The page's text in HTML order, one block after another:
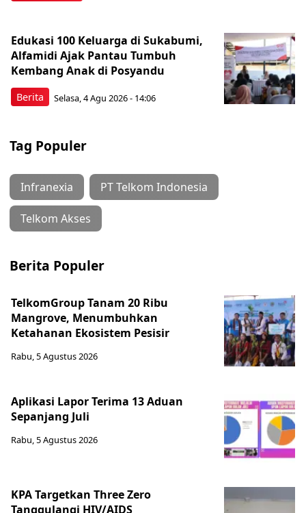
Berita
Edukasi 100 Keluarga di Sukabumi,
Alfamidi Ajak Pantau Tumbuh
Kembang Anak di Posyandu
Selasa, 4 Agu 2026 - 14:06
Tag Populer
Infranexia PT Telkom Indonesia
Telkom Akses
Berita Populer
TelkomGroup Tanam 20 Ribu
Mangrove, Menumbuhkan
Ketahanan Ekosistem Pesisir
Rabu, 5 Agustus 2026
Aplikasi Lapor Terima 13 Aduan
Sepanjang Juli
Rabu, 5 Agustus 2026
KPA Targetkan Three Zero
Tanggulangi HIV/AIDS